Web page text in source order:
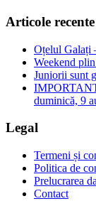
Articole recente
Oțelul Galați
Weekend
Juniorii sunt
duminică, 9
Legal
Termeni și
Politica de
Prelucrarea
Contact